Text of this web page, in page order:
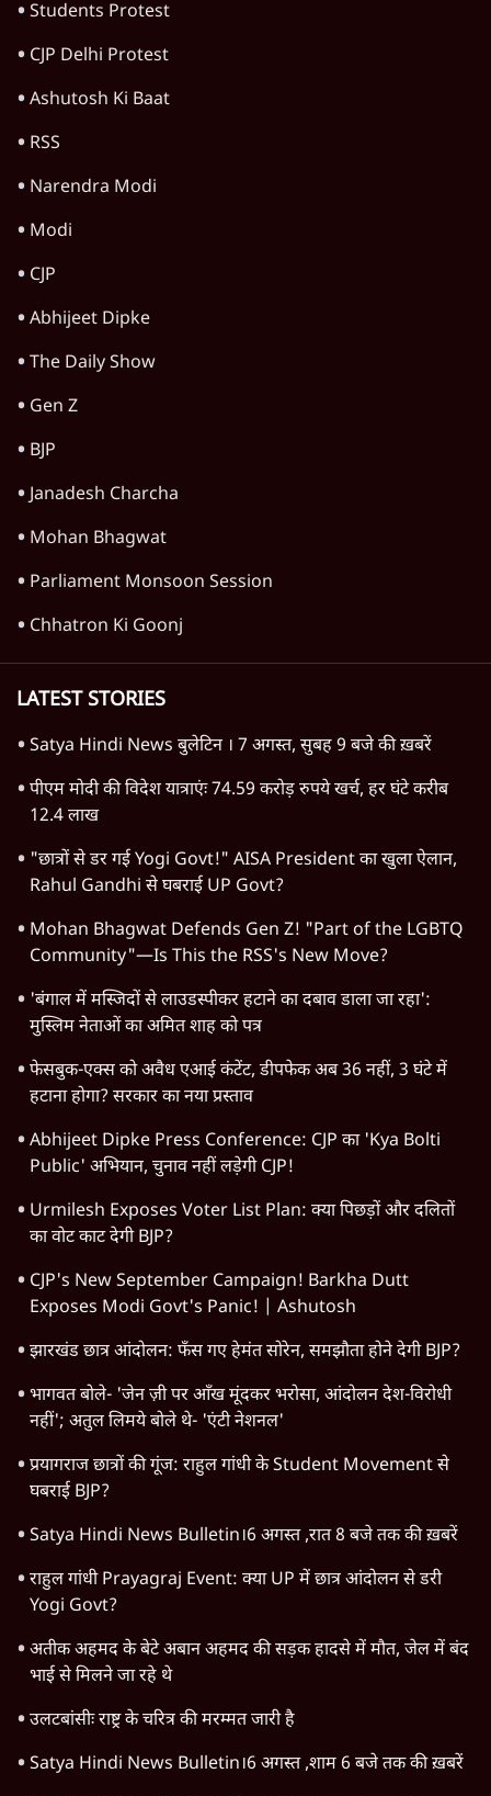
Students Protest
CJP Delhi Protest
Ashutosh Ki Baat
RSS
Narendra Modi
Modi
CJP
Abhijeet Dipke
The Daily Show
Gen Z
BJP
Janadesh Charcha
Mohan Bhagwat
Parliament Monsoon Session
Chhatron Ki Goonj
LATEST STORIES
Satya Hindi News बुलेटिन । 7 अगस्त, सुबह 9 बजे की ख़बरें
पीएम मोदी की विदेश यात्राएंः 74.59 करोड़ रुपये खर्च, हर घंटे करीब
12.4 लाख
"छात्रों से डर गई Yogi Govt!" AISA President का खुला ऐलान,
Rahul Gandhi से घबराई UP Govt?
Mohan Bhagwat Defends Gen Z! "Part of the LGBTQ
Community"—Is This the RSS's New Move?
'बंगाल में मस्जिदों से लाउडस्पीकर हटाने का दबाव डाला जा रहा':
मुस्लिम नेताओं का अमित शाह को पत्र
फेसबुक-एक्स को अवैध एआई कंटेंट, डीपफेक अब 36 नहीं, 3 घंटे में
हटाना होगा? सरकार का नया प्रस्ताव
Abhijeet Dipke Press Conference: CJP का 'Kya Bolti
Public' अभियान, चुनाव नहीं लड़ेगी CJP!
Urmilesh Exposes Voter List Plan: क्या पिछड़ों और दलितों
का वोट काट देगी BJP?
CJP's New September Campaign! Barkha Dutt
Exposes Modi Govt's Panic! | Ashutosh
झारखंड छात्र आंदोलन: फँस गए हेमंत सोरेन, समझौता होने देगी BJP?
भागवत बोले- 'जेन ज़ी पर आँख मूंदकर भरोसा, आंदोलन देश-विरोधी
नहीं'; अतुल लिमये बोले थे- 'एंटी नेशनल'
प्रयागराज छात्रों की गूंज: राहुल गांधी के Student Movement से
घबराई BJP?
Satya Hindi News Bulletin।6 अगस्त ,रात 8 बजे तक की ख़बरें
राहुल गांधी Prayagraj Event: क्या UP में छात्र आंदोलन से डरी
Yogi Govt?
अतीक अहमद के बेटे अबान अहमद की सड़क हादसे में मौत, जेल में बंद
भाई से मिलने जा रहे थे
उलटबांसीः राष्ट्र के चरित्र की मरम्मत जारी है
Satya Hindi News Bulletin।6 अगस्त ,शाम 6 बजे तक की ख़बरें